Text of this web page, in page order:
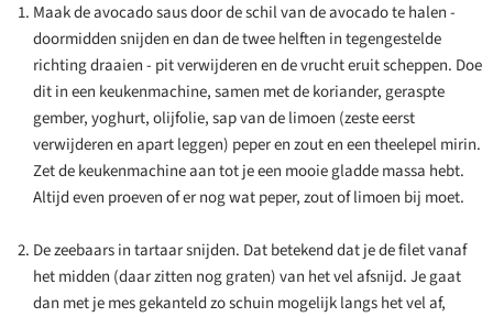
Maak de avocado saus door de schil van de avocado te halen -
doormidden snijden en dan de twee helften in tegengestelde
richting draaien - pit verwijderen en de vrucht eruit scheppen. Doe
dit in een keukenmachine, samen met de koriander, geraspte
gember, yoghurt, olijfolie, sap van de limoen (zeste eerst
verwijderen en apart leggen) peper en zout en een theelepel mirin.
Zet de keukenmachine aan tot je een mooie gladde massa hebt.
Altijd even proeven of er nog wat peper, zout of limoen bij moet.
De zeebaars in tartaar snijden. Dat betekend dat je de filet vanaf
het midden (daar zitten nog graten) van het vel afsnijd. Je gaat
dan met je mes gekanteld zo schuin mogelijk langs het vel af,